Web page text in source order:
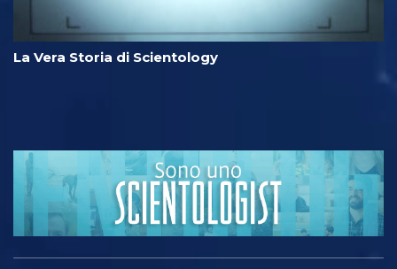
La Vera Storia di Scientology